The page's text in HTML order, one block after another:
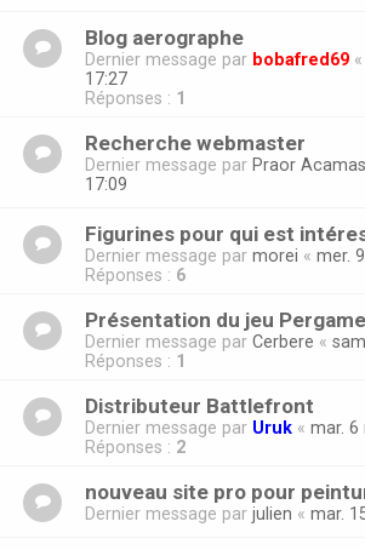
Blog aerographe
Dernier message par bobafred69 «
17:27
Réponses : 1
Recherche webmaster
Dernier message par Praor Acamas
17:09
Figurines pour qui est
Dernier message par morei « mer.
Réponses : 6
Présentation du jeu Pergame
Dernier message par Cerbere «
Réponses : 1
Distributeur Battlefront
Dernier message par Uruk « mar. 6
Réponses : 2
nouveau site pro pour
Dernier message par julien « mar.